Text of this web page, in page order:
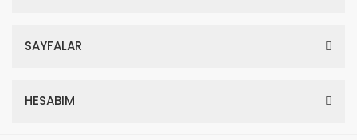
SAYFALAR
HESABIM